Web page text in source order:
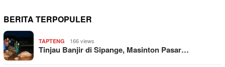
BERITA TERPOPULER
TAPTENG 166 views
Tinjau Banjir di Sipange, Masinton Pasar…